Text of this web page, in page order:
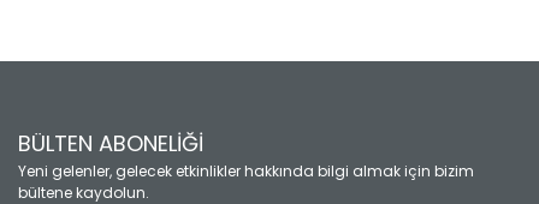
BÜLTEN ABONELİĞİ
Yeni gelenler, gelecek etkinlikler hakkında bilgi almak için bizim
bültene kaydolun.